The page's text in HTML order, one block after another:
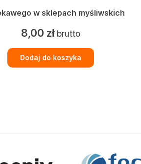
w sklepach myśliwskich
8,00 zł brutto
Dodaj do koszyka